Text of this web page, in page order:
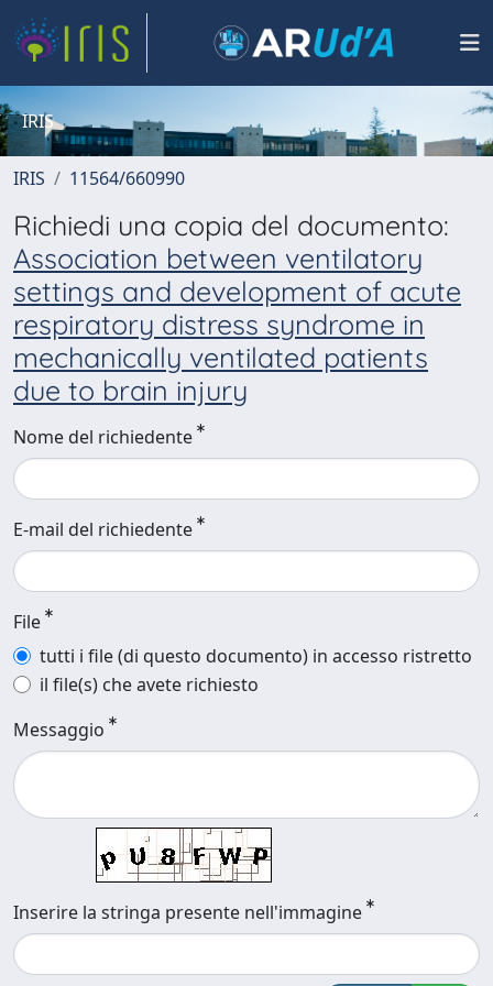
IRIS
IRIS 11564/660990
Richiedi una copia del documento:
Association between ventilatory
settings and development of acute
respiratory distress syndrome in
mechanically ventilated patients
due to brain injury
Nome del richiedente
E-mail del richiedente
File
tutti i file (di questo documento) in accesso ristretto
il file(s) che avete richiesto
Messaggio
Inserire la stringa presente nell'immagine